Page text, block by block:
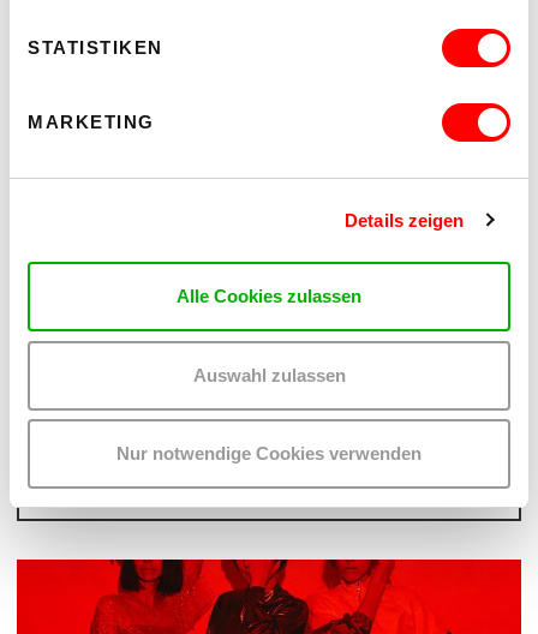
STATISTIKEN
MARKETING
Details zeigen
Alle Cookies zulassen
Auswahl zulassen
Nur notwendige Cookies verwenden
PALOMA 004
PLATZKONZERTE 2026
20.30